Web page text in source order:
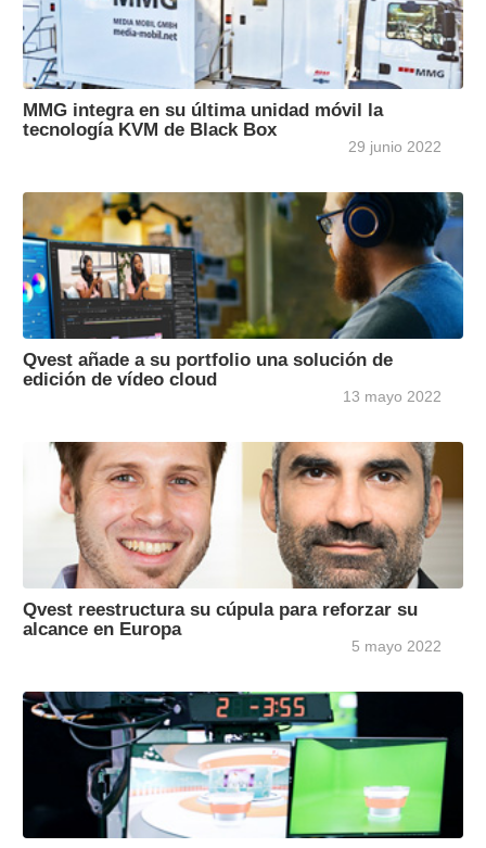
MMG integra en su última unidad móvil la
tecnología KVM de Black Box
29 junio 2022
Qvest añade a su portfolio una solución de
edición de vídeo cloud
13 mayo 2022
Qvest reestructura su cúpula para reforzar su
alcance en Europa
5 mayo 2022